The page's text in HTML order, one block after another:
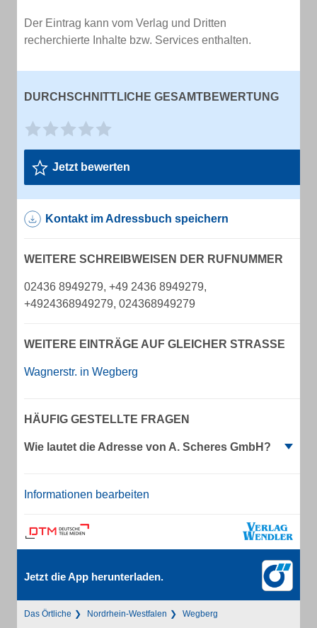
Der Eintrag kann vom Verlag und Dritten
recherchierte Inhalte bzw. Services enthalten.
DURCHSCHNITTLICHE GESAMTBEWERTUNG
Jetzt bewerten
Kontakt im Adressbuch speichern
WEITERE SCHREIBWEISEN DER RUFNUMMER
02436 8949279, +49 2436 8949279,
+4924368949279, 024368949279
WEITERE EINTRÄGE AUF GLEICHER STRASSE
Wagnerstr. in Wegberg
HÄUFIG GESTELLTE FRAGEN
Wie lautet die Adresse von A. Scheres GmbH?
Informationen bearbeiten
Jetzt die App herunterladen.
Das Örtliche Nordrhein-Westfalen Wegberg